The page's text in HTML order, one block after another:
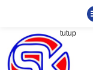
Langsung
konten
tutup